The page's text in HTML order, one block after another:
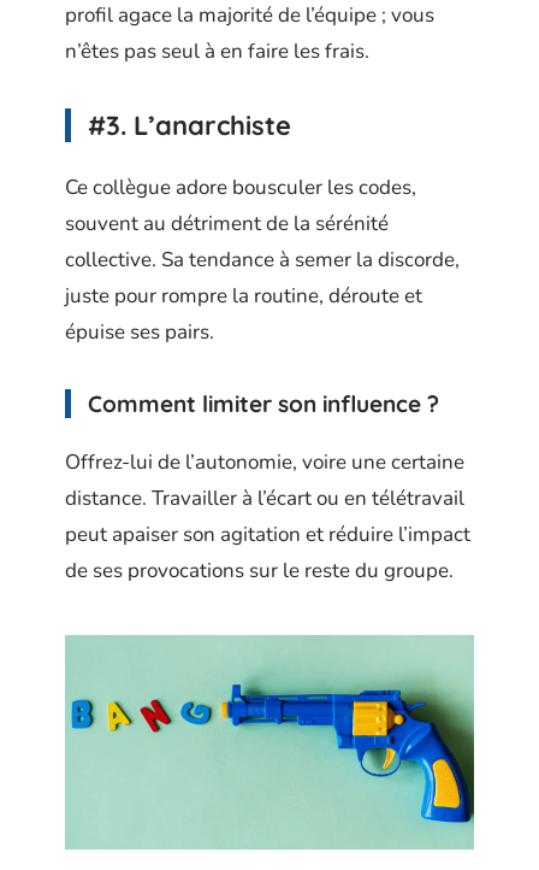
profil agace la majorité de l’équipe ; vous
n’êtes pas seul à en faire les frais.
#3. L’anarchiste
Ce collègue adore bousculer les codes,
souvent au détriment de la sérénité
collective. Sa tendance à semer la discorde,
juste pour rompre la routine, déroute et
épuise ses pairs.
Comment limiter son influence ?
Offrez-lui de l’autonomie, voire une certaine
distance. Travailler à l’écart ou en télétravail
peut apaiser son agitation et réduire l’impact
de ses provocations sur le reste du groupe.